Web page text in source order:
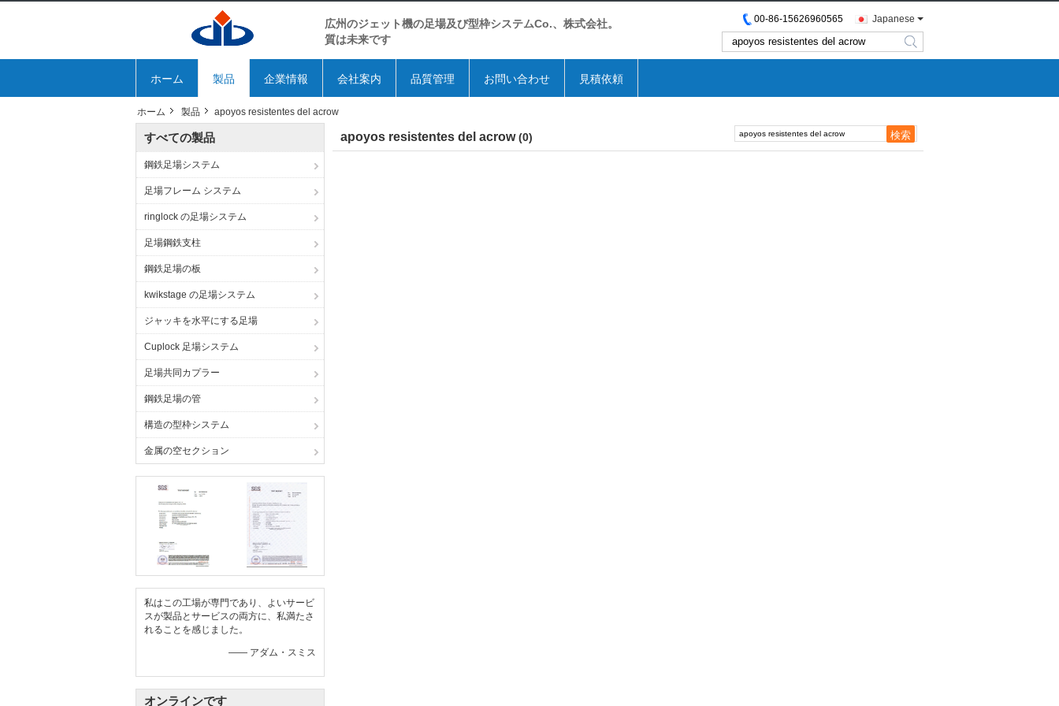
広州のジェット機の足場及び型枠システムCo.、株式会社。
質は未来です
Japanese
00-86-15626960565
search
ホーム 製品 企業情報 会社案内 品質管理 お問い合わせ 見積依頼
ホーム 製品 apoyos resistentes del acrow
すべての製品
鋼鉄足場システム
足場フレーム システム
ringlock の足場システム
足場鋼鉄支柱
鋼鉄足場の板
kwikstage の足場システム
ジャッキを水平にする足場
Cuplock 足場システム
足場共同カプラー
鋼鉄足場の管
構造の型枠システム
金属の空セクション
私はこの工場が専門であり、よいサービ
スが製品とサービスの両方に、私満たさ
れることを感じました。
—— アダム・スミス
オンラインです
apoyos resistentes del acrow (0)